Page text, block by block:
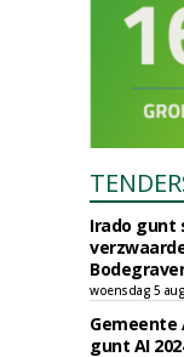
Irado gunt
woensdag 5
Gemeente
gunt AI